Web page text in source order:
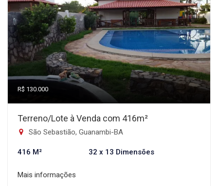
R$ 130.000
Terreno/Lote à Venda com 416m²
São Sebastião, Guanambi-BA
416 M² 32 x 13 Dimensões
Mais informações